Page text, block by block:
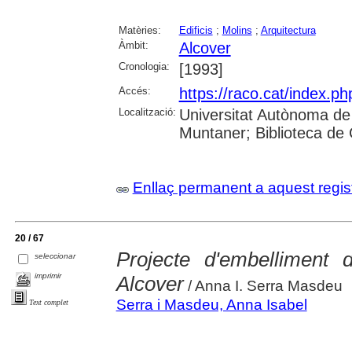
Matèries: Edificis ; Molins ; Arquitectura
Àmbit:
Alcover
Cronologia: [1993]
Accés: https://raco.cat/
Localització: Universitat Autònoma
Muntaner; Biblioteca de
Enllaç permanent a aquest
20 / 67
seleccionar
imprimir
Text complet
Projecte
Alcover/ Anna I. Serra Masdeu
Serra i Masdeu, Anna Isabel